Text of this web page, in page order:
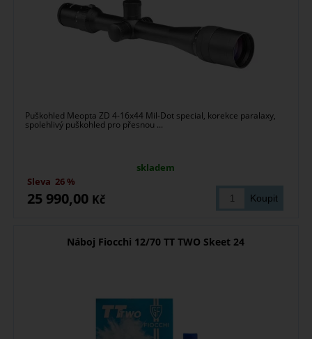
Puškohled Meopta ZD 4-16x44 Mil-Dot special, korekce paralaxy,
spolehlivý puškohled pro přesnou ...
skladem
25 990,00 Kč
Sleva 26 %
Náboj Fiocchi 12/70 TT TWO Skeet 24